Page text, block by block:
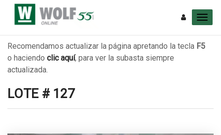
Recomendamos actualizar la página apretando la tecla F5
o haciendo clic aquí, para ver la subasta siempre
actualizada.
LOTE # 127